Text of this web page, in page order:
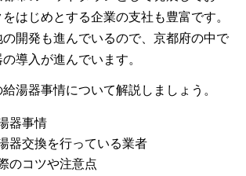
はじめとする企業の支社も豊富です。
の開発も進んでいるので、京都府の中で
導入が進んでいます。
湯器事情について解説しましょう。
器事情
器交換を行っている業者
のコツや注意点